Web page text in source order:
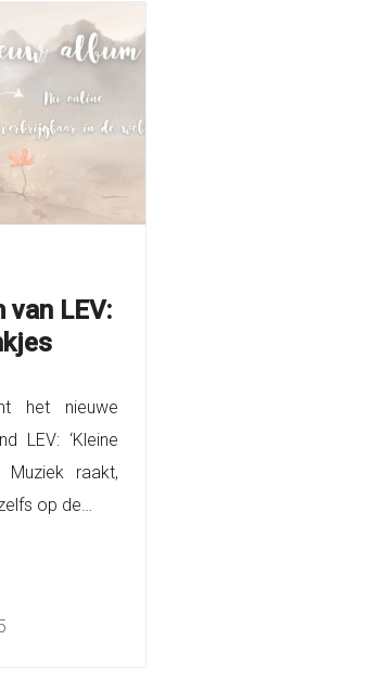
van LEV:
het nieuwe
LEV: ‘Kleine
raakt,
op de…